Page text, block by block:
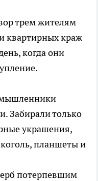
трем жителям
квартирных краж
когда они
Забирали только
украшения,
планшеты и
потерпевшим